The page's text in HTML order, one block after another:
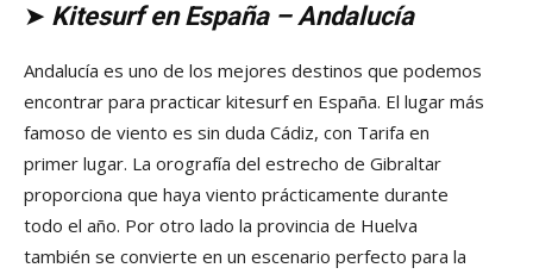
➤ Kitesurf en España – Andalucía
Andalucía es uno de los mejores destinos que podemos
encontrar para practicar kitesurf en España. El lugar más
famoso de viento es sin duda Cádiz, con Tarifa en
primer lugar. La orografía del estrecho de Gibraltar
proporciona que haya viento prácticamente durante
todo el año. Por otro lado la provincia de Huelva
también se convierte en un escenario perfecto para la